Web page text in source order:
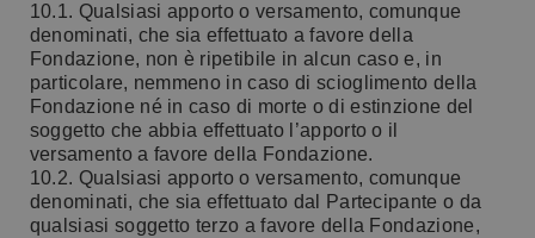
10.1. Qualsiasi apporto o versamento, comunque
denominati, che sia effettuato a favore della
Fondazione, non è ripetibile in alcun caso e, in
particolare, nemmeno in caso di scioglimento della
Fondazione né in caso di morte o di estinzione del
soggetto che abbia effettuato l’apporto o il
versamento a favore della Fondazione.
10.2. Qualsiasi apporto o versamento, comunque
denominati, che sia effettuato dal Partecipante o da
qualsiasi soggetto terzo a favore della Fondazione,